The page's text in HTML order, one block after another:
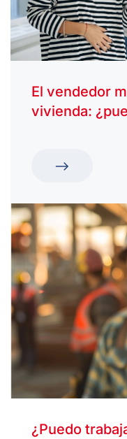
El vendedor
vivienda:
¿Puedo